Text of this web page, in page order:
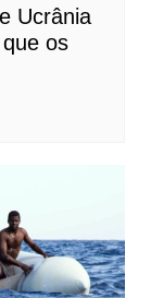
Ucrânia
que os